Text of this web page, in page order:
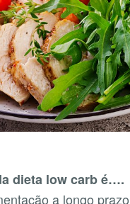
dieta low carb é….
a longo